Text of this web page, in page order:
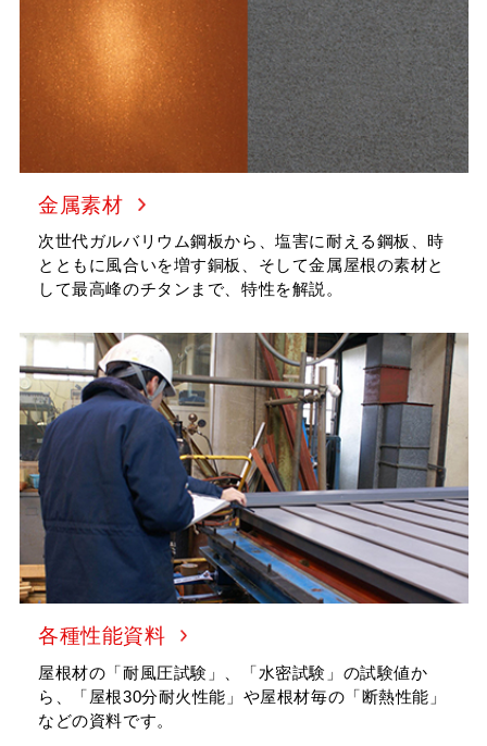
金属素材
次世代ガルバリウム鋼板から、塩害に耐える鋼板、時
とともに風合いを増す銅板、そして金属屋根の素材と
して最高峰のチタンまで、特性を解説。
各種性能資料
屋根材の「耐風圧試験」、「水密試験」の試験値か
ら、「屋根30分耐火性能」や屋根材毎の「断熱性能」
などの資料です。